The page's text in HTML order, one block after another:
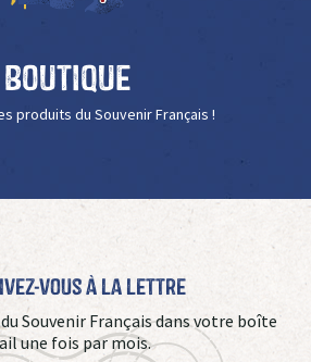
Boutique
produits du Souvenir Français !
vous à La Lettre
Souvenir Français dans votre boîte
une fois par mois.